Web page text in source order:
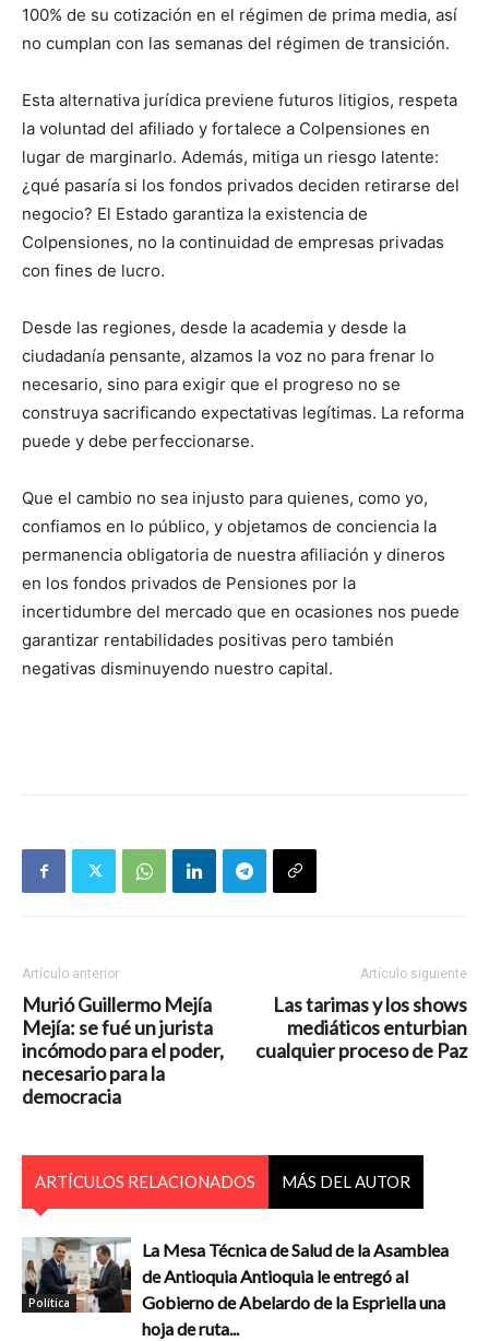
100% de su cotización en el régimen de prima media, así
no cumplan con las semanas del régimen de transición.
Esta alternativa jurídica previene futuros litigios, respeta
la voluntad del afiliado y fortalece a Colpensiones en
lugar de marginarlo. Además, mitiga un riesgo latente:
¿qué pasaría si los fondos privados deciden retirarse del
negocio? El Estado garantiza la existencia de
Colpensiones, no la continuidad de empresas privadas
con fines de lucro.
Desde las regiones, desde la academia y desde la
ciudadanía pensante, alzamos la voz no para frenar lo
necesario, sino para exigir que el progreso no se
construya sacrificando expectativas legítimas. La reforma
puede y debe perfeccionarse.
Que el cambio no sea injusto para quienes, como yo,
confiamos en lo público, y objetamos de conciencia la
permanencia obligatoria de nuestra afiliación y dineros
en los fondos privados de Pensiones por la
incertidumbre del mercado que en ocasiones nos puede
garantizar rentabilidades positivas pero también
negativas disminuyendo nuestro capital.
Artículo anterior
Murió Guillermo Mejía
Mejía: se fué un jurista
incómodo para el poder,
necesario para la
democracia
Artículo siguiente
Las tarimas y los shows
mediáticos enturbian
cualquier proceso de Paz
ARTÍCULOS RELACIONADOS MÁS DEL AUTOR
Política
La Mesa Técnica de Salud de la Asamblea
de Antioquia Antioquia le entregó al
Gobierno de Abelardo de la Espriella una
hoja de ruta...